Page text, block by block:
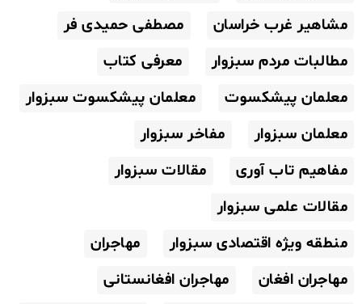
مشاهیر غرب خراسان
مصطفی حمیدی فر
مطالبات مردم سبزوار
معرفی کتاب
معلمان پیشکسوت
معلمان پیشکسوت سبزوار
معلمان سبزوار
مفاخر سبزوار
مفاهیم تاب آوری
مقالات سبزوار
مقالات علمی سبزوار
منطقه ویژه اقتصادی سبزوار
مهاجران
مهاجران افغان
مهاجران افغانستانی